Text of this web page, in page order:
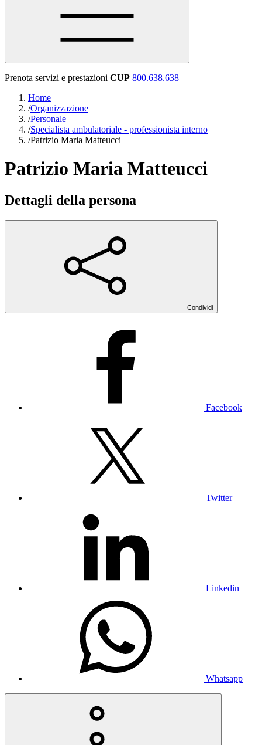
Prenota servizi e prestazioni CUP 800.638.638
Home
/Organizzazione
/Personale
/Specialista ambulatoriale - professionista interno
/Patrizio Maria Matteucci
Patrizio Maria Matteucci
Dettagli della persona
Condividi
Facebook
Twitter
Linkedin
Whatsapp